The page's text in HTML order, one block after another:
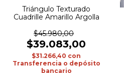
Triángulo Texturado
Cuadrille Amarillo Argolla
$45.980,00
$39.083,00
$31.266,40 con
Transferencia o depósito
bancario